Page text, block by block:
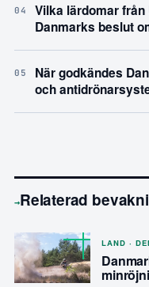
04
Vilka lärdomar
Danmarks beslut
05
När godkändes
och
→Relaterad
LAND ·